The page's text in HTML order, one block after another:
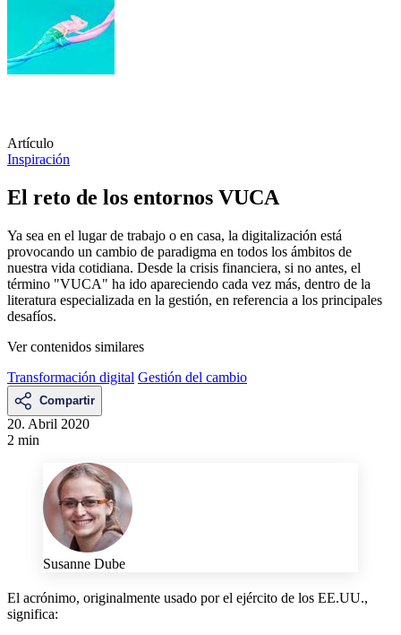
Artículo
Inspiración
El reto de los entornos VUCA
Ya sea en el lugar de trabajo o en casa, la digitalización está
provocando un cambio de paradigma en todos los ámbitos de
nuestra vida cotidiana. Desde la crisis financiera, si no antes, el
término "VUCA" ha ido apareciendo cada vez más, dentro de la
literatura especializada en la gestión, en referencia a los principales
desafíos.
Ver contenidos similares
Transformación digital Gestión del cambio
Compartir
20. Abril 2020
2 min
Susanne Dube
El acrónimo, originalmente usado por el ejército de los EE.UU.,
significa: